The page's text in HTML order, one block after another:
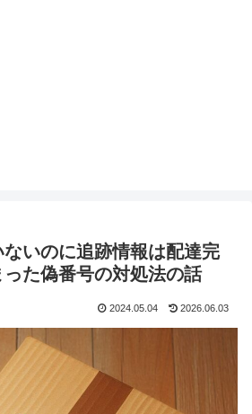
いのに追跡情報は配達完
た偽番号の対処法の話
2024.05.04 2026.06.03